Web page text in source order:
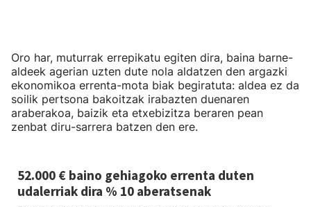
Oro har, muturrak errepikatu egiten dira, baina barne-
aldeek agerian uzten dute nola aldatzen den argazki
ekonomikoa errenta-mota biak begiratuta: aldea ez da
soilik pertsona bakoitzak irabazten duenaren
araberakoa, baizik eta etxebizitza beraren pean
zenbat diru-sarrera batzen den ere.